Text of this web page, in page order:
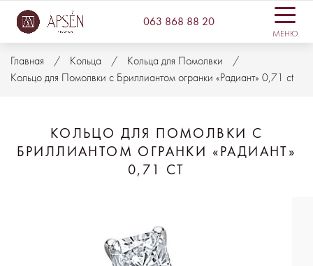
063 868 88 20
МЕНЮ
Главная Кольца
Кольца для Помолвки
Кольцо для Помолвки с Бриллиантом огранки «Радиант» 0,71 ct
КОЛЬЦО ДЛЯ ПОМОЛВКИ С
БРИЛЛИАНТОМ ОГРАНКИ «РАДИАНТ»
0,71 CT